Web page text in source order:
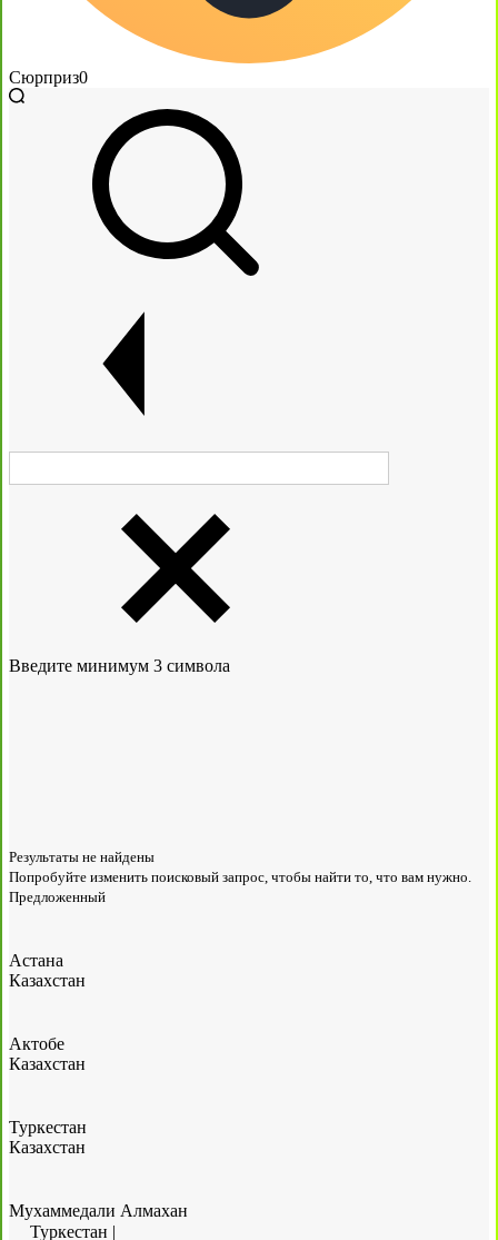
Сюрприз0
Введите минимум 3 символа
Результаты не найдены
Попробуйте изменить поисковый запрос, чтобы найти то, что вам нужно.
Предложенный
Астана
Казахстан
Актобе
Казахстан
Туркестан
Казахстан
Мухаммедали Алмахан
Туркестан |